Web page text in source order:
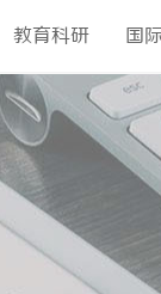
教育科研 国